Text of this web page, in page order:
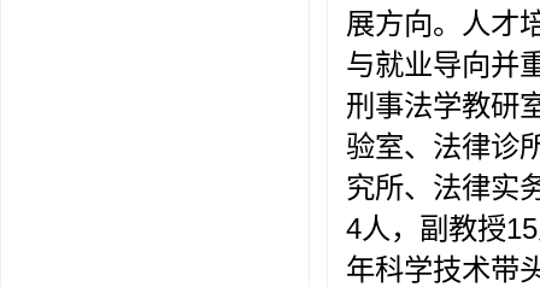
展方向。人才
与就业导向并
刑事法学教研
验室、法律诊
究所、法律实
4人，副教授
年科学技术带